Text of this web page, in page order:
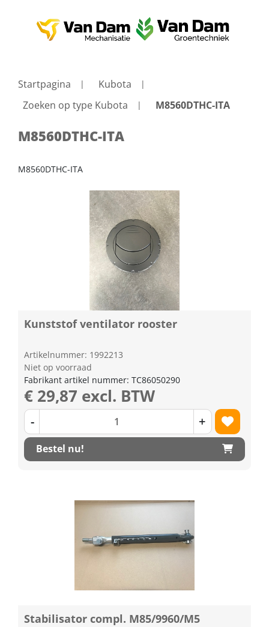
Startpagina
Kubota
Zoeken op type Kubota
M8560DTHC-ITA
M8560DTHC-ITA
M8560DTHC-ITA
Kunststof ventilator rooster
Artikelnummer: 1992213
Niet op voorraad
Fabrikant artikel nummer: TC86050290
€ 29,87 excl. BTW
- +
Bestel nu!
Stabilisator compl. M85/9960/M5